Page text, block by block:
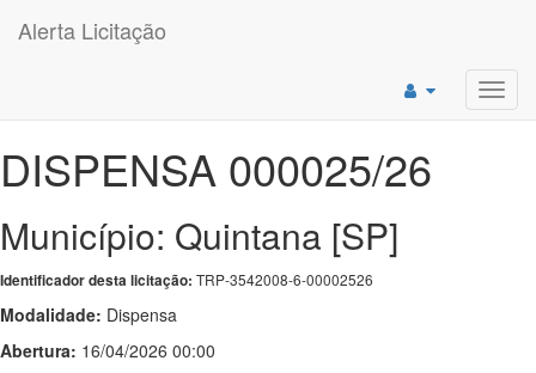
Alerta Licitação
DISPENSA 000025/26
Município: Quintana [SP]
Identificador desta licitação: TRP-3542008-6-00002526
Modalidade: Dispensa
Abertura: 16/04/2026 00:00